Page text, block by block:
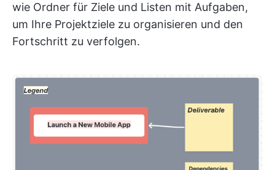
wie Ordner für Ziele und Listen mit Aufgaben,
um Ihre Projektziele zu organisieren und den
Fortschritt zu verfolgen.